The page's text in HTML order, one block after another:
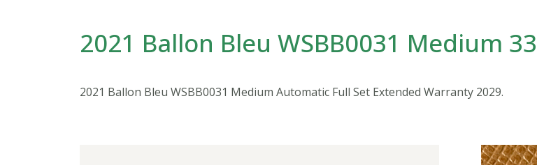
2021 Ballon Bleu WSBB0031 Medium
2021 Ballon Bleu WSBB0031 Medium Automatic Full Set Extended Warranty 2029.